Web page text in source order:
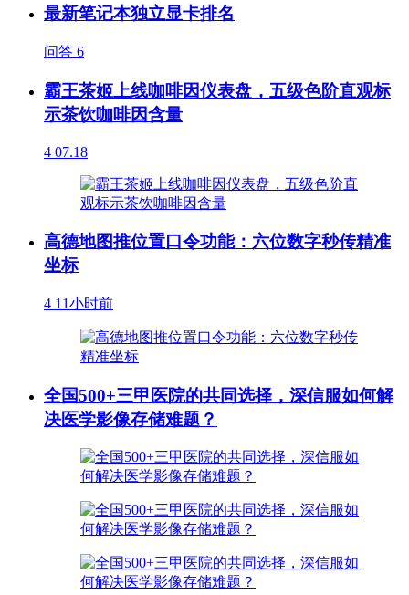
最新笔记本独立显卡排名
问答 6
霸王茶姬上线咖啡因仪表盘，五级色阶直观标
示茶饮咖啡因含量
4 07.18
高德地图推位置口令功能：六位数字秒传精准
坐标
4 11小时前
全国500+三甲医院的共同选择，深信服如何解
决医学影像存储难题？